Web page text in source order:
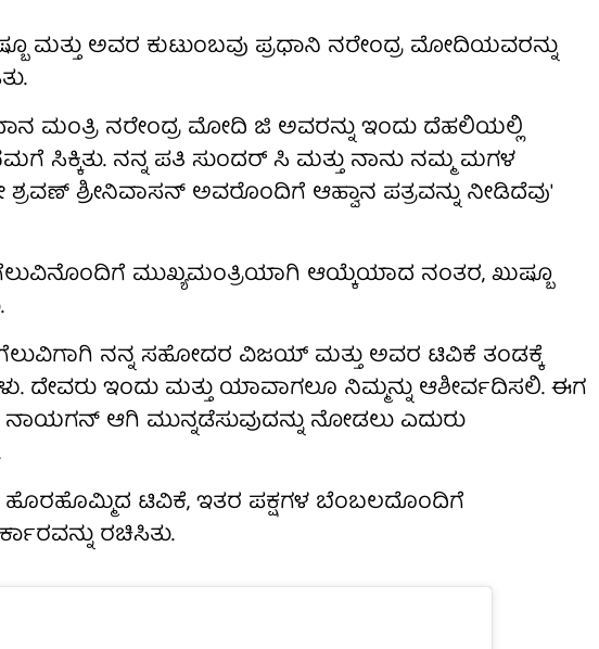
ಮತ್ತು ಅವರ ಕುಟುಂಬವು ಪ್ರಧಾನಿ ನರೇಂದ್ರ ಮೋದಿಯವರನ್ನು
ಮಂತ್ರಿ ನರೇಂದ್ರ ಮೋದಿ ಜಿ ಅವರನ್ನು ಇಂದು ದೆಹಲಿಯಲ್ಲಿ
ಸಿಕ್ಕಿತು. ನನ್ನ ಪತಿ ಸುಂದರ್ ಸಿ ಮತ್ತು ನಾನು ನಮ್ಮ ಮಗಳ
ಶ್ರೀನಿವಾಸನ್ ಅವರೊಂದಿಗೆ ಆಹ್ವಾನ ಪತ್ರವನ್ನು ನೀಡಿದೆವು'
ಮುಖ್ಯಮಂತ್ರಿಯಾಗಿ ಆಯ್ಕೆಯಾದ ನಂತರ, ಖುಷ್ಬೂ
ಗೆಲುವಿಗಾಗಿ ನನ್ನ ಸಹೋದರ ವಿಜಯ್ ಮತ್ತು ಅವರ ಟಿವಿಕೆ ತಂಡಕ್ಕೆ
ದೇವರು ಇಂದು ಮತ್ತು ಯಾವಾಗಲೂ ನಿಮ್ಮನ್ನು ಆಶೀರ್ವದಿಸಲಿ. ಈಗ
ಆಗಿ ಮುನ್ನಡೆಸುವುದನ್ನು ನೋಡಲು ಎದುರು
ಹೊರಹೊಮ್ಮಿದ ಟಿವಿಕೆ, ಇತರ ಪಕ್ಷಗಳ ಬೆಂಬಲದೊಂದಿಗೆ
ರಚಿಸಿತು.